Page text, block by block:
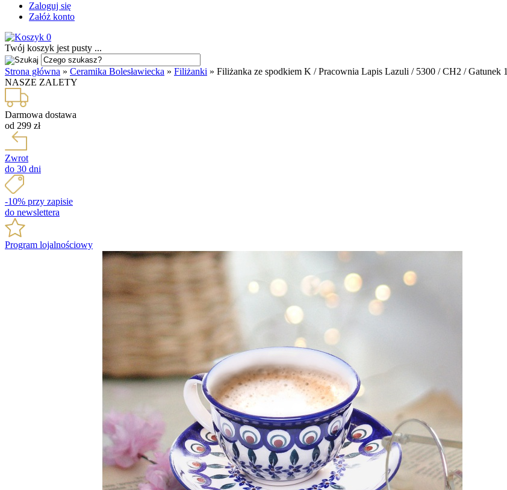
Zaloguj się
Załóż konto
0
Twój koszyk jest pusty ...
Strona główna » Ceramika Bolesławiecka » Filiżanki » Filiżanka ze spodkiem K / Pracownia Lapis Lazuli / 5300 / CH2 / Gatunek 1
NASZE ZALETY
Darmowa dostawa
od 299 zł
Zwrot
do 30 dni
-10% przy zapisie
do newslettera
Program lojalnościowy